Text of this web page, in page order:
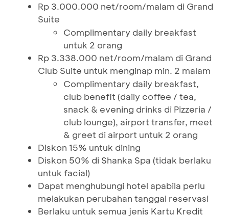
Rp 3.000.000 net/room/malam di Grand
Suite
Complimentary daily breakfast
untuk 2 orang
Rp 3.338.000 net/room/malam di Grand
Club Suite untuk menginap min. 2 malam
Complimentary daily breakfast,
club benefit (daily coffee / tea,
snack & evening drinks di Pizzeria /
club lounge), airport transfer, meet
& greet di airport untuk 2 orang
Diskon 15% untuk dining
Diskon 50% di Shanka Spa (tidak berlaku
untuk facial)
Dapat menghubungi hotel apabila perlu
melakukan perubahan tanggal reservasi
Berlaku untuk semua jenis Kartu Kredit